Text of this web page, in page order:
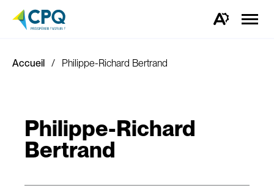
Ouvrez
la
Accueil Philippe-Richard Bertrand
Philippe-Richard
Bertrand